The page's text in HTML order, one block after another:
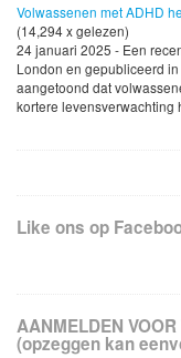
Volwassenen met ADHD
(14,294 x gelezen)
24 januari 2025 - Een
London en gepubliceerd
aangetoond dat
kortere levensverwachting
Like ons op
AANMELDEN
(opzeggen kan